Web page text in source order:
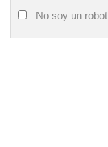
No soy un robot